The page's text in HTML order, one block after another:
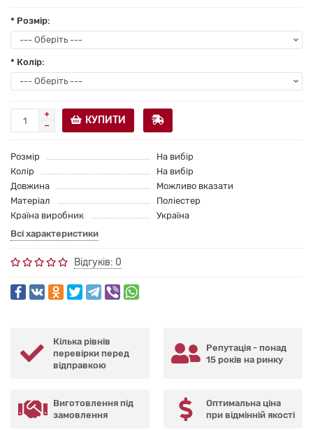
* Розмір:
* Колір:
КУПИТИ
Розмір
На вибір
Колір
На вибір
Довжина
Можливо вказати
Матеріал
Поліестер
Країна виробник
Україна
Всі характеристики
Відгуків: 0
Кілька рівнів
перевірки перед
відправкою
Репутація - понад
15 років на ринку
Виготовлення під
замовлення
Оптимальна ціна
при відмінній якості